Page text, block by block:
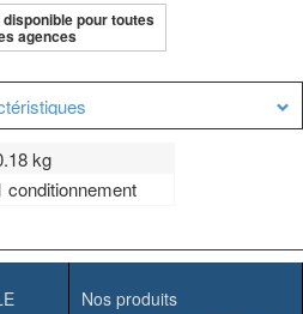
pour toutes
agences
kg
conditionnement
Nos produits